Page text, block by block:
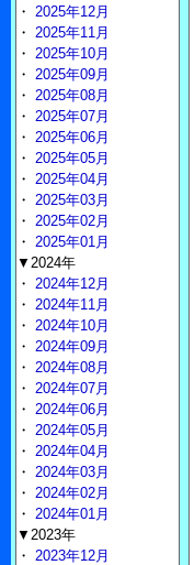
・ 2025年12月
・ 2025年11月
・ 2025年10月
・ 2025年09月
・ 2025年08月
・ 2025年07月
・ 2025年06月
・ 2025年05月
・ 2025年04月
・ 2025年03月
・ 2025年02月
・ 2025年01月
▼2024年
・ 2024年12月
・ 2024年11月
・ 2024年10月
・ 2024年09月
・ 2024年08月
・ 2024年07月
・ 2024年06月
・ 2024年05月
・ 2024年04月
・ 2024年03月
・ 2024年02月
・ 2024年01月
▼2023年
・ 2023年12月